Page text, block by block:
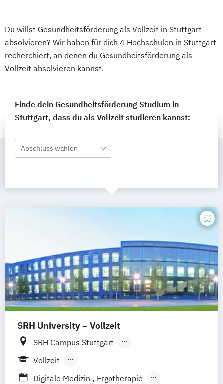
Du willst Gesundheitsförderung als Vollzeit in Stuttgart
absolvieren? Wir haben für dich 4 Hochschulen in Stuttgart
recherchiert, an denen du Gesundheitsförderung als
Vollzeit absolvieren kannst.
Finde dein Gesundheitsförderung Studium in
Stuttgart, dass du als Vollzeit studieren kannst:
Abschluss wählen
SRH University – Vollzeit
SRH Campus Stuttgart
SRH Campus Heidelberg
Vollzeit
Berufsbegleitendes Präsenzstudium
Digitale Medizin
Ergotherapie